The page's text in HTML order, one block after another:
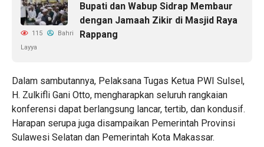
Bupati dan Wabup Sidrap Membaur
dengan Jamaah Zikir di Masjid Raya
Rappang
115
Bahri
Layya
Dalam sambutannya, Pelaksana Tugas Ketua PWI Sulsel,
H. Zulkifli Gani Otto, mengharapkan seluruh rangkaian
konferensi dapat berlangsung lancar, tertib, dan kondusif.
Harapan serupa juga disampaikan Pemerintah Provinsi
Sulawesi Selatan dan Pemerintah Kota Makassar.